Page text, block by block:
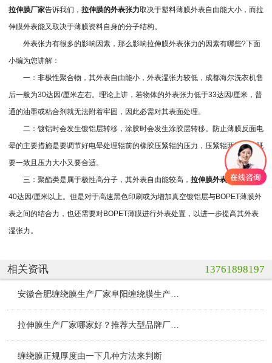
拉伸膜厂家告诉我们， 拉伸膜的外表张力取决于塑料薄膜外表自由能大小，而拉
伸膜外表能又取决于薄膜资料自身的分子结构。
外表张力有很多的影响因素，那么影响拉伸膜外表张力的因素有哪些?下面
小编为您讲解：
一：非极性聚合物，其外表自由能小，外表湿张力较低，成都海尔洗衣机售
后一般为30达因/厘米左右。理论上讲，若物体的外表张力低于33达因/厘米，普
通的油墨或粘合剂就无法附着牢固，因此必需对其表面处理。
二：镀铝时会发生镀铝层转移，涂胶时会发生涂胶层转移。防止薄膜反面电
晕的主要措施是要调节好电晕处理辊前的橡胶压紧辊的压力，压紧辊两端压力既
要一致且压力大小又要合适。
三：聚酯类是属于极性高分子，其外表自由能较高， 拉伸膜外表 湿张力在
40达因/厘米以上。但是对于高速黑色印刷或为增加真空镀铝层与BOPET薄膜外
表之间的结合力，也还需要对BOPET薄膜进行外表处置，以进一步提高其外表
湿张力。
相关资讯 13761898197
安徽合肥缠绕膜生产厂家阜阳缠绕膜生产厂家亳州缠绕膜生产厂家蚌埠缠绕膜生产厂家临泉缠绕膜生产厂家界首缠绕膜生产厂家
拉伸膜生产厂家哪家好？推荐大型品牌厂家昆山晟日源包装材料有限公司
缠绕膜正规厚度由一下几种方法来判断